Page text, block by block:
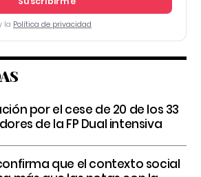
la Política de privacidad
por el cese de 20 de los 33
de la FP Dual intensiva
que el contexto social